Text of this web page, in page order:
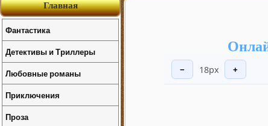
− 18px +
Главная
Фантастика
Детективы и Триллеры
Любовные романы
Приключения
Проза